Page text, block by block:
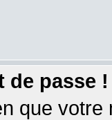
de passe !
que